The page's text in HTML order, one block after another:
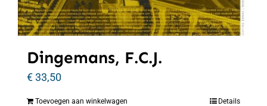
Dingemans, F.C.J.
€33,50
Toevoegen aan winkelwagen Details